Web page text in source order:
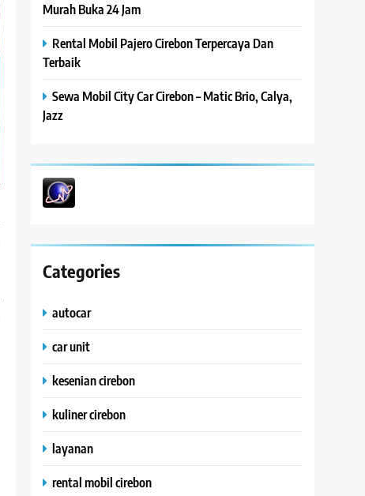
Murah Buka 24 Jam
Rental Mobil Pajero Cirebon Terpercaya Dan
Terbaik
Sewa Mobil City Car Cirebon – Matic Brio, Calya,
Jazz
Categories
autocar
car unit
kesenian cirebon
kuliner cirebon
layanan
rental mobil cirebon